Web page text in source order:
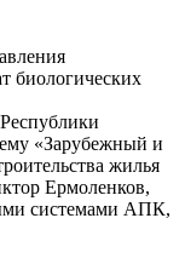
биологических
«Зарубежный и
жилья
Ермоленков,
системами АПК,